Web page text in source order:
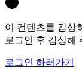
이 컨텐츠를 감상
로그인 후 감상해
로그인 하러가기